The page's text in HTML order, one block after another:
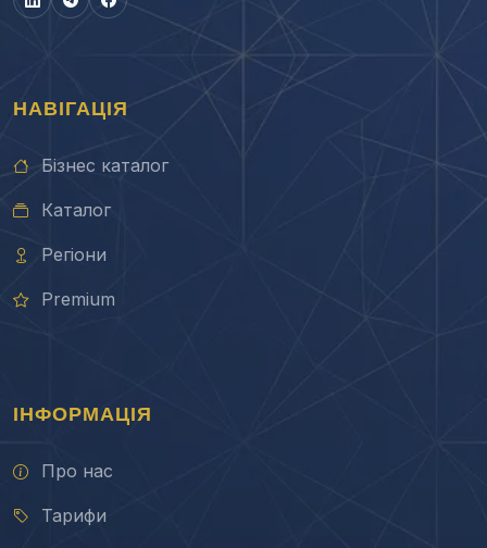
НАВІГАЦІЯ
Бізнес каталог
Каталог
Регіони
Premium
ІНФОРМАЦІЯ
Про нас
Тарифи